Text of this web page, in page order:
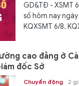
GD&TĐ - XSMT
số hôm nay
KQXSMT 6/8.
cao đẳng ở
đốc Sở
Chuyển động 2